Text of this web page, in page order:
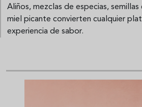
Aliños, mezclas de especias, semillas
miel picante convierten cualquier
experiencia de sabor.